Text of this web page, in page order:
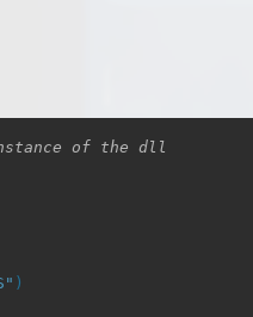
of the dll
)